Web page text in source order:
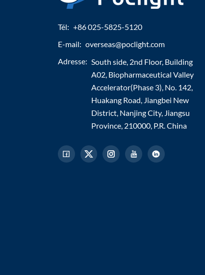
Tél: +86 025-5825-5120
E-mail: overseas@poclight.com
Adresse: South side, 2nd Floor, Building
A02, Biopharmaceutical Valley
Accelerator(Phase 3), No. 142,
Huakang Road, Jiangbei New
District, Nanjing City, Jiangsu
Province, 210000, P.R. China